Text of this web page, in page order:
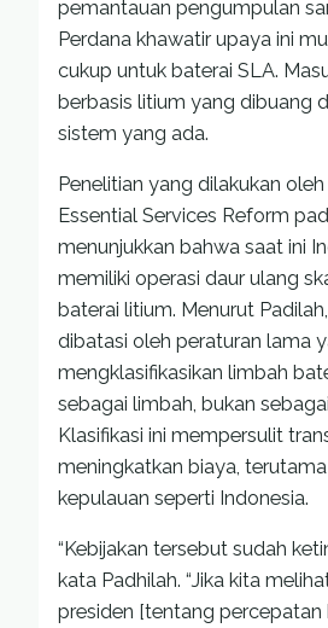
pemantauan pengumpulan
Perdana khawatir upaya ini
cukup untuk baterai SLA.
berbasis litium yang dibuang
sistem yang ada.
Penelitian yang dilakukan
Essential Services Reform
menunjukkan bahwa saat ini
memiliki operasi daur ulang
baterai litium. Menurut
dibatasi oleh peraturan lama
mengklasifikasikan limbah
sebagai limbah, bukan
Klasifikasi ini mempersulit
meningkatkan biaya,
kepulauan seperti Indonesia.
“Kebijakan tersebut sudah
kata Padhilah. “Jika kita
presiden [tentang percepatan